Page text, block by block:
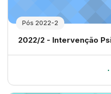
Pós 2022-2
Nome da disciplina
2022/2 - Intervenção